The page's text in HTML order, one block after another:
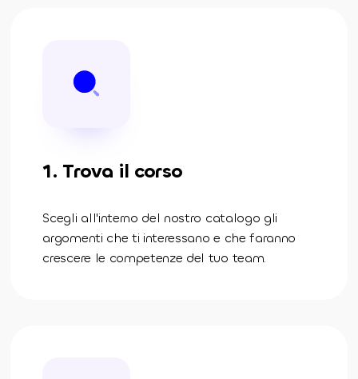
1. Trova il corso
Scegli all'interno del nostro catalogo gli
argomenti che ti interessano e che faranno
crescere le competenze del tuo team.